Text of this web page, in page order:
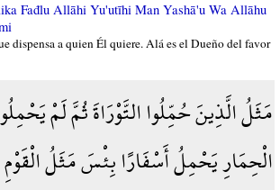
Fađlu Allāhi Yu'utīhi Man Yashā'u Wa Allāhu
dispensa a quien Él quiere. Alá es el Dueño del favor
مَثَلُ الَّذِينَ حُمِّلُوا التَّوْرَاةَ ثُمَّ لَمْ
الْحِمَارِ يَحْمِلُ أَسْفَارًا بِئْسَ مَثَلُ الْقَوْمِ